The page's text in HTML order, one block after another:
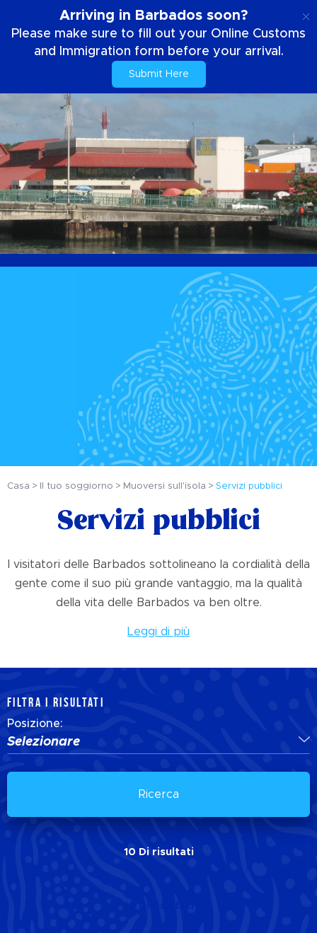
Arriving in Barbados soon?
Please make sure to fill out your Online Customs
and Immigration form before your arrival.
Submit Here
Casa Il tuo soggiorno Muoversi sull'isola Servizi pubblici
Servizi pubblici
I visitatori delle Barbados sottolineano la cordialità della
gente come il suo più grande vantaggio, ma la qualità
della vita delle Barbados va ben oltre.
Leggi di più
FILTRA I RISULTATI
Posizione:
Selezionare
Ricerca
10 Di risultati